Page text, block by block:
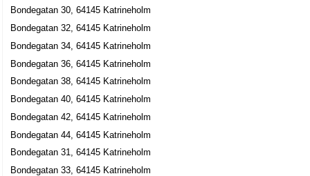
Per-Olov Rudolf Elert
Bondegatan 3, 64146 Katrineholm
New Style Sweden
Carina Elisabet Andersson
Bondegatan 33, 64145 Katrineholm
LRG E-Shop
Lars) Lagu Trotting (Gustafsson
073-1835197
Bondegatan 4, 64146 Katrineholm
Bondegatan 30, 64145 Katrineholm
Bondegatan 32, 64145 Katrineholm
Bondegatan 34, 64145 Katrineholm
Bondegatan 36, 64145 Katrineholm
Bondegatan 38, 64145 Katrineholm
Bondegatan 40, 64145 Katrineholm
Bondegatan 42, 64145 Katrineholm
Bondegatan 44, 64145 Katrineholm
Bondegatan 31, 64145 Katrineholm
Bondegatan 33, 64145 Katrineholm